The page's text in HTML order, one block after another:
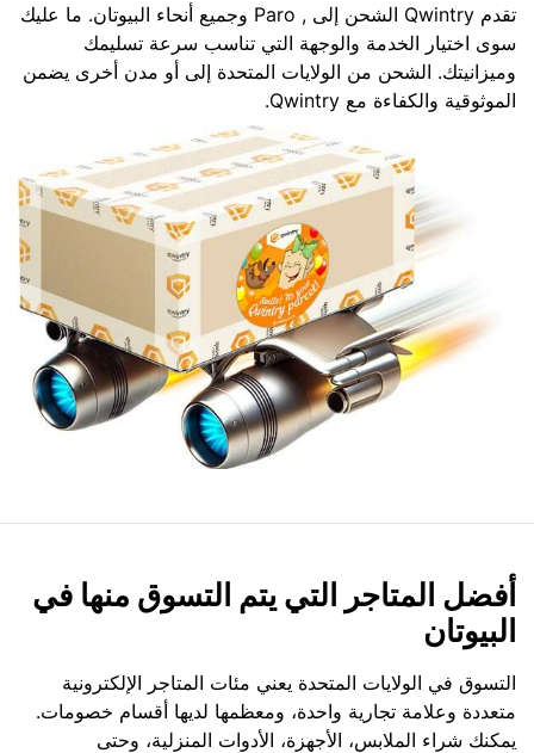
تقدم Qwintry الشحن إلى , Paro وجميع أنحاء البيوتان. ما عليك
سوى اختيار الخدمة والوجهة التي تناسب سرعة تسليمك
وميزانيتك. الشحن من الولايات المتحدة إلى أو مدن أخرى يضمن
الموثوقية والكفاءة مع Qwintry.
أفضل المتاجر التي يتم التسوق منها في
البيوتان
التسوق في الولايات المتحدة يعني مئات المتاجر الإلكترونية
متعددة وعلامة تجارية واحدة، ومعظمها لديها أقسام خصومات.
يمكنك شراء الملابس، الأجهزة، الأدوات المنزلية، وحتى